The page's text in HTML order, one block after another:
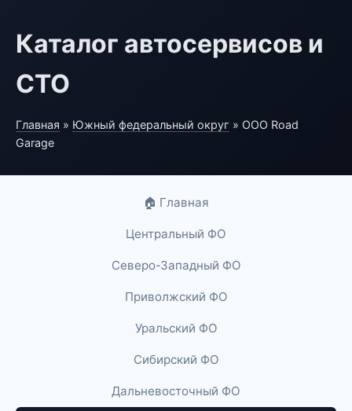
Каталог автосервисов и
СТО
Главная » Южный федеральный округ » ООО Road
Garage
🏠 Главная
Центральный ФО
Северо-Западный ФО
Приволжский ФО
Уральский ФО
Сибирский ФО
Дальневосточный ФО